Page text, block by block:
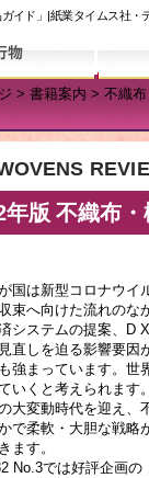
イド」|紙業タイムス社・
> 書籍案内 > 不織
年版 不織布
国は新型コロナウイ
束へ向けた流れのな
システムの提案、D
直しを迫る影響要因
強まっています。世
いくと考えられます。
大変動時代を迎え、
で柔軟・大胆な戦略
ます。
No.3では好評企画の